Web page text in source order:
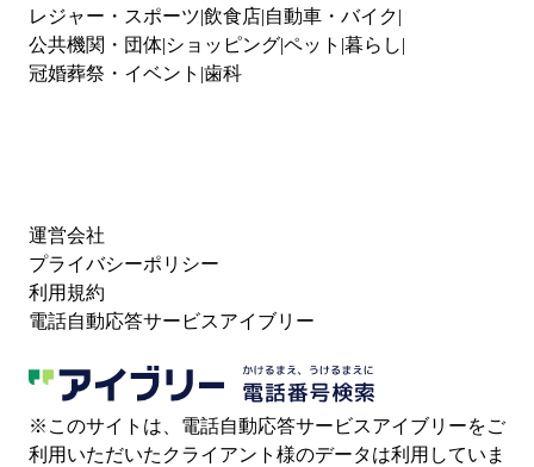
レジャー・スポーツ 飲食店 自動車・バイク
公共機関・団体 ショッピングペット 暮らし
冠婚葬祭・イベント 歯科
運営会社
プライバシーポリシー
利用規約
電話自動応答サービスアイブリー
※このサイトは、電話自動応答サービスアイブリーをご
利用いただいたクライアント様のデータは利用していま